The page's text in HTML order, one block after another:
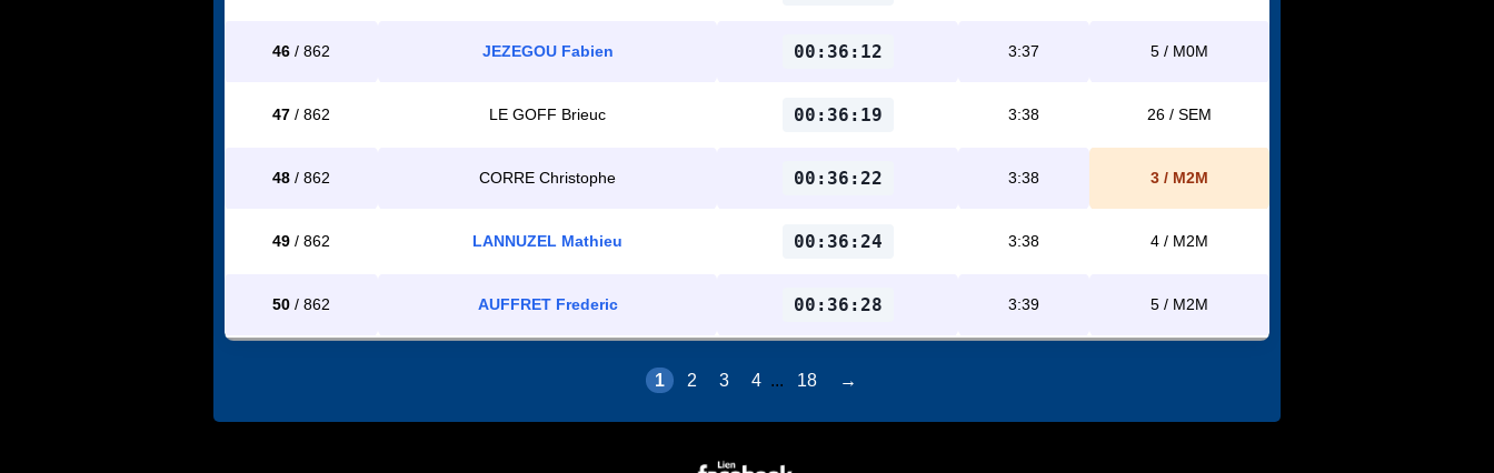
46 / 862 JEZEGOU Fabien 00:36:12 3:37 5 / M0M
47 / 862 LE GOFF Brieuc 00:36:19 3:38 26 / SEM
48 / 862 CORRE Christophe 00:36:22 3:38 3 / M2M
49 / 862 LANNUZEL Mathieu 00:36:24 3:38 4 / M2M
50 / 862 AUFFRET Frederic 00:36:28 3:39 5 / M2M
1 2 3 4 ... 18 →